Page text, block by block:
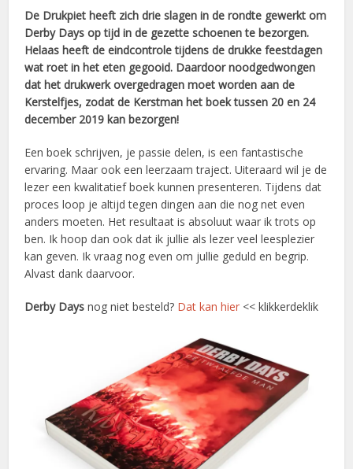
De Drukpiet heeft zich drie slagen in de rondte gewerkt om
Derby Days op tijd in de gezette schoenen te bezorgen.
Helaas heeft de eindcontrole tijdens de drukke feestdagen
wat roet in het eten gegooid. Daardoor noodgedwongen
dat het drukwerk overgedragen moet worden aan de
Kerstelfjes, zodat de Kerstman het boek tussen 20 en 24
december 2019 kan bezorgen!
Een boek schrijven, je passie delen, is een fantastische
ervaring. Maar ook een leerzaam traject. Uiteraard wil je de
lezer een kwalitatief boek kunnen presenteren. Tijdens dat
proces loop je altijd tegen dingen aan die nog net even
anders moeten. Het resultaat is absoluut waar ik trots op
ben. Ik hoop dan ook dat ik jullie als lezer veel leesplezier
kan geven. Ik vraag nog even om jullie geduld en begrip.
Alvast dank daarvoor.
Derby Days nog niet besteld? Dat kan hier << klikkerdeklik